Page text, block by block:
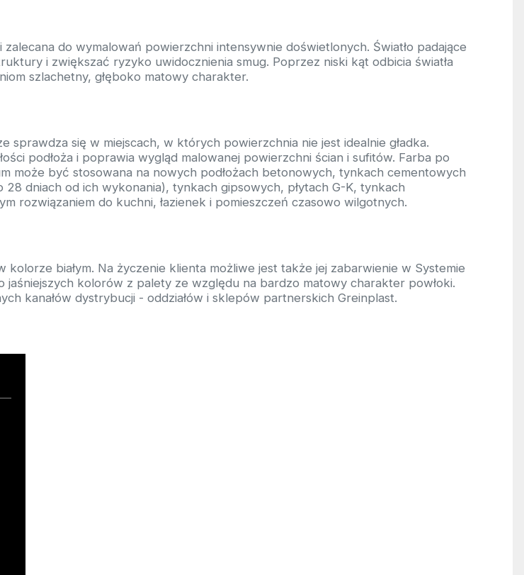
do wymalowań powierzchni intensywnie doświetlonych. Światło padające
i zwiększać ryzyko uwidocznienia smug. Poprzez niski kąt odbicia światła
szlachetny, głęboko matowy charakter.
się w miejscach, w których powierzchnia nie jest idealnie gładka.
podłoża i poprawia wygląd malowanej powierzchni ścian i sufitów. Farba po
może być stosowana na nowych podłożach betonowych, tynkach cementowych
dniach od ich wykonania), tynkach gipsowych, płytach G-K, tynkach
rozwiązaniem do kuchni, łazienek i pomieszczeń czasowo wilgotnych.
białym. Na życzenie klienta możliwe jest także jej zabarwienie w Systemie
jaśniejszych kolorów z palety ze względu na bardzo matowy charakter powłoki.
kanałów dystrybucji - oddziałów i sklepów partnerskich Greinplast.